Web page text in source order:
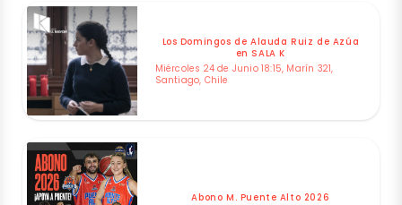
Los Domingos de Alauda Ruiz de Azúa
en SALA K
Miércoles 24 de Junio 18:15, Marín 321,
Santiago, Chile
Abono M. Puente Alto 2026